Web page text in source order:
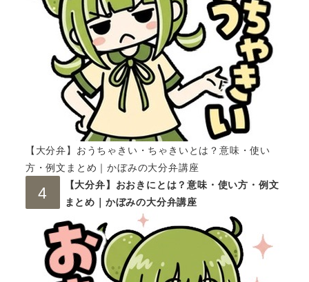
【大分弁】おうちゃきい・ちゃきいとは？意味・使い
方・例文まとめ｜かぼみの大分弁講座
【大分弁】おおきにとは？意味・使い方・例文
まとめ｜かぼみの大分弁講座